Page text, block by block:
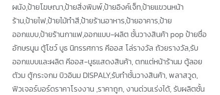
ผนัง,ป้ายโฆษณา,ป้ายสิ่งพิมพ์,ป้ายอิงค์เจ็ท,ป้ายแขวนหน้า
ร้าน,ป้ายไฟ,ป้ายไม้ทำสี,ป้ายร้านอาหาร,ป้ายอาคาร,ป้าย
ออกแบบ,ป้ายร้านกาแฟ,ออกแบบ-ผลิต ชั้นวางสินค้า pop ป้ายชื่อ
อักษรนูน ตู้โชว์ บูธ นิทรรศการ คีออส โล่รางวัล ถ้วยรางวัล,รับ
ออกแบบและผลิต คีออส-บูธแสดงสินค้า, ตกแต่หน้าร้านม ตู้ลอย
ตัวม ตู้กระจกม บิวอินม DISPALY,รับทำชั้นวางสินค้า, พลาสวูด,
ฟิวเจอร์บอร์ดราคาโรงงาน ,ราคาถูก, งานด่วนเร่งได้, รับผลิตชั้น